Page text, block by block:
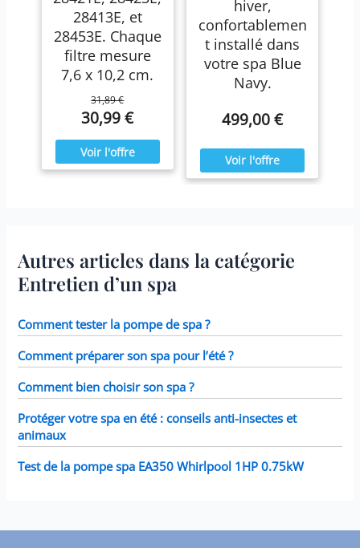
28413E, et
28453E. Chaque
filtre mesure
7,6 x 10,2 cm.
31,89 €
30,99 €
hiver,
confortablemen
t installé dans
votre spa Blue
Navy.
499,00 €
Autres articles dans la catégorie
Entretien d’un spa
Comment tester la pompe de spa ?
Comment préparer son spa pour l’été ?
Comment bien choisir son spa ?
Protéger votre spa en été : conseils anti-insectes et
animaux
Test de la pompe spa EA350 Whirlpool 1HP 0.75kW